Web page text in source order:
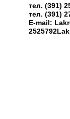
тел. (391)
тел. (391)
E-mail: